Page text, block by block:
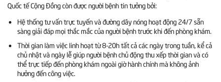
Quốc tế Cộng Đồng còn được người bệnh tin tưởng bởi:
Hệ thống tư vấn trực tuyến và đường dây nóng hoạt động 24/7 sẵn
sàng giải đáp mọi thắc mắc của người bệnh trước khi đến phòng khám.
Thời gian làm việc linh hoạt từ 8-20h tất cả các ngày trong tuần, kể cả
chủ nhật và ngày lễ giúp người bệnh chủ động thu xếp thời gian và có
thể trực tiếp đến phòng khám ngoài giờ hành chính mà không ảnh
hưởng đến công việc.